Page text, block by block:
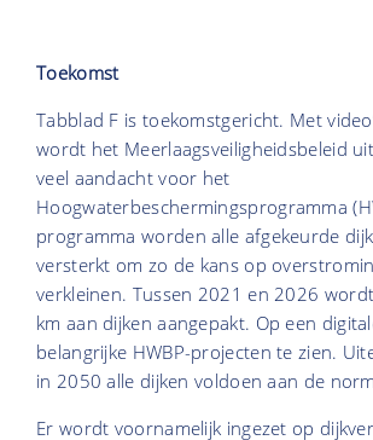
Toekomst
Tabblad F is toekomstgericht. Met
wordt het Meerlaagsveiligheidsbeleid
veel aandacht voor het
Hoogwaterbeschermingsprogramma
programma worden alle afgekeurde
versterkt om zo de kans op
verkleinen. Tussen 2021 en 2026
km aan dijken aangepakt. Op een
belangrijke HWBP-projecten te zien.
in 2050 alle dijken voldoen aan de
Er wordt voornamelijk ingezet op